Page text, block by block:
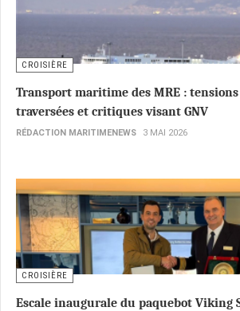
CROISIÈRE
Transport maritime des MRE :
traversées et critiques visant GNV
RÉDACTION MARITIMENEWS 3 MAI 2026
CROISIÈRE
Escale inaugurale du paquebot Viking